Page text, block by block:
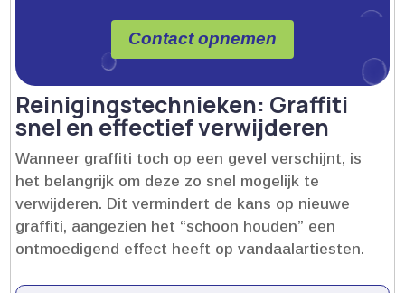
Contact opnemen
Reinigingstechnieken: Graffiti
snel en effectief verwijderen
Wanneer graffiti toch op een gevel verschijnt, is
het belangrijk om deze zo snel mogelijk te
verwijderen.​ Dit vermindert de kans op nieuwe
graffiti, aangezien het “schoon houden” een
ontmoedigend effect heeft op vandaalartiesten.​